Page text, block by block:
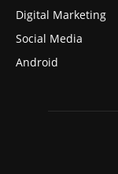
Digital Marketing
Social Media
Android